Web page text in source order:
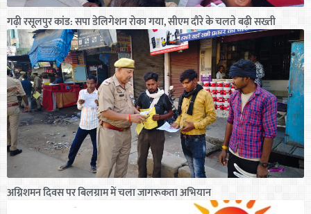
गढ़ी रसूलपुर कांड: सपा डेलिगेशन रोका गया, सीएम दौरे के चलते बढ़ी सख्ती
अग्निशमन दिवस पर बिलग्राम में चला जागरूकता अभियान